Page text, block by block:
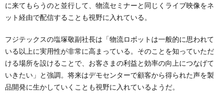
に来てもらうのと並行して、物流セミナーと同じくライブ映像をネ
ット経由で配信することも視野に入れている。
フジテックスの塩塚敬副社長は「物流ロボットは一般的に思われて
いる以上に実用性が非常に高まっている。そのことを知っていただ
ける場所を設けることで、お客さまの利益と効率の向上につなげて
いきたい」と強調。将来はデモセンターで顧客から得られた声を製
品開発に生かしていくことも視野に入れているようだ。